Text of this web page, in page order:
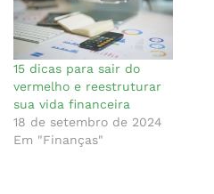
15 dicas para sair do
vermelho e reestruturar
sua vida financeira
18 de setembro de 2024
Em "Finanças"